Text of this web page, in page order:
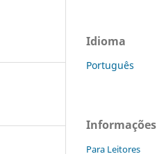
Idioma
Português
Informações
Para Leitores